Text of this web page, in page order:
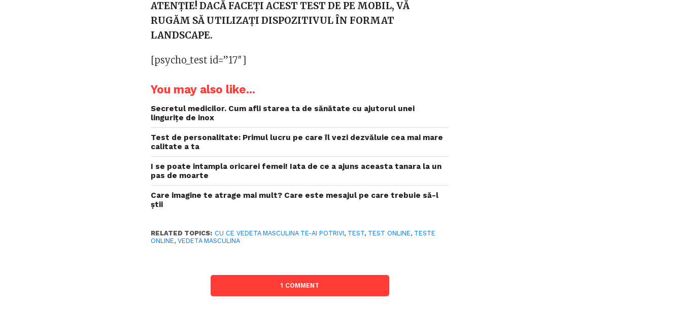
ATENŢIE! DACĂ FACEŢI ACEST TEST DE PE MOBIL, VĂ
RUGĂM SĂ UTILIZAŢI DISPOZITIVUL ÎN FORMAT
LANDSCAPE.
[psycho_test id=”17″]
You may also like...
Secretul medicilor. Cum afli starea ta de sănătate cu ajutorul unei
lingurițe de inox
Test de personalitate: Primul lucru pe care îl vezi dezvăluie cea mai mare
calitate a ta
I se poate intampla oricarei femei! Iata de ce a ajuns aceasta tanara la un
pas de moarte
Care imagine te atrage mai mult? Care este mesajul pe care trebuie să-l
știi
RELATED TOPICS: CU CE VEDETA MASCULINA TE-AI POTRIVI, TEST, TEST ONLINE, TESTE
ONLINE,VEDETA MASCULINA
1 COMMENT